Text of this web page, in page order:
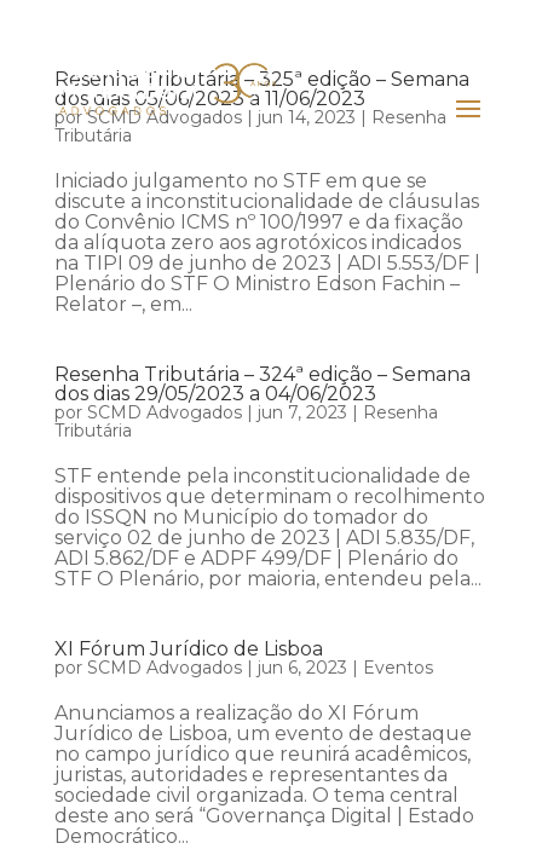
Resenha Tributária – 325ª edição – Semana
dos dias 05/06/2023 a 11/06/2023
porSCMD Advogados| jun 14, 2023 | Resenha
Tributária
Iniciado julgamento no STF em que se
discute a inconstitucionalidade de cláusulas
do Convênio ICMS nº 100/1997 e da fixação
da alíquota zero aos agrotóxicos indicados
na TIPI 09 de junho de 2023 | ADI 5.553/DF |
Plenário do STF O Ministro Edson Fachin –
Relator –, em...
Resenha Tributária – 324ª edição – Semana
dos dias 29/05/2023 a 04/06/2023
por SCMD Advogados| jun 7, 2023 | Resenha
Tributária
STF entende pela inconstitucionalidade de
dispositivos que determinam o recolhimento
do ISSQN no Município do tomador do
serviço 02 de junho de 2023 | ADI 5.835/DF,
ADI 5.862/DF e ADPF 499/DF | Plenário do
STF O Plenário, por maioria, entendeu pela...
XI Fórum Jurídico de Lisboa
por SCMD Advogados| jun 6, 2023 | Eventos
Anunciamos a realização do XI Fórum
Jurídico de Lisboa, um evento de destaque
no campo jurídico que reunirá acadêmicos,
juristas, autoridades e representantes da
sociedade civil organizada. O tema central
deste ano será “Governança Digital | Estado
Democrático...